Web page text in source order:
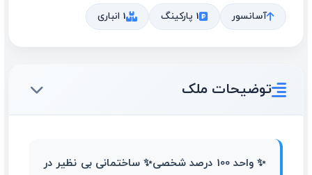
آسانسور 1 پارکینگ 1 انباری
توضیحات ملک
✨️ واحد 100 درصد شخصی✨️ ساختمانی بی نظیر در